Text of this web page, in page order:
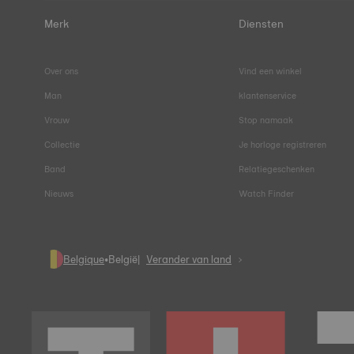
Merk
Over ons
Man
Vrouw
Collectie
Band
Nieuws
Diensten
Vind een winkel
klantenservice
Stop namaak
Je horloge registreren
Relatiegeschenken
Watch Finder
Belgique•België Verander van land